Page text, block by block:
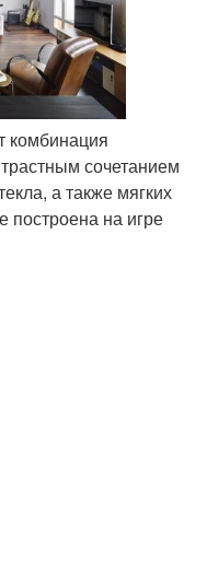
комбинация
сочетанием
а также мягких
построена на игре